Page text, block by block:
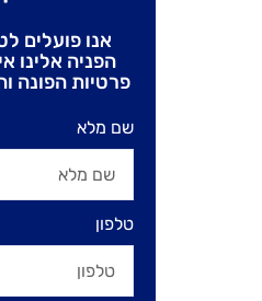
אנו פועלים
הפניה אלינו
פרטיות הפונה
שם מלא
טלפון